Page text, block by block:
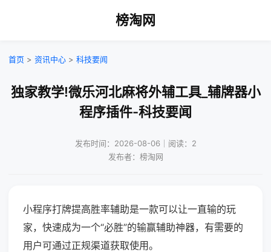
榜淘网
首页 > 资讯中心 > 科技要闻
独家教学!微乐河北麻将外辅工具_辅牌器小
程序插件-科技要闻
发布时间：2026-08-06｜阅读：2
发布者：榜淘网
小程序打牌提高胜率辅助是一款可以让一直输的玩
家，快速成为一个“必胜”的输赢辅助神器，有需要的
用户可通过正规渠道获取使用。